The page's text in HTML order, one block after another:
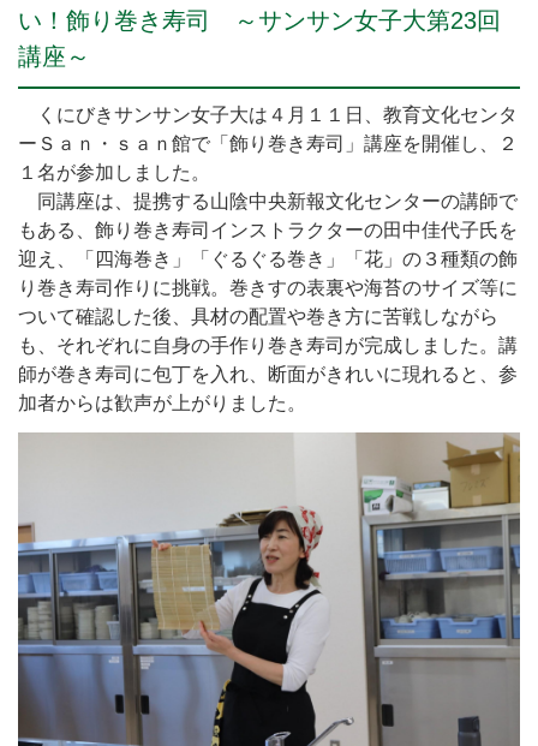
い！飾り巻き寿司 ～サンサン女子大第23回
講座～
くにびきサンサン女子大は４月１１日、教育文化センタ
ーＳａｎ・ｓａｎ館で「飾り巻き寿司」講座を開催し、２
１名が参加しました。
同講座は、提携する山陰中央新報文化センターの講師で
もある、飾り巻き寿司インストラクターの田中佳代子氏を
迎え、「四海巻き」「ぐるぐる巻き」「花」の３種類の飾
り巻き寿司作りに挑戦。巻きすの表裏や海苔のサイズ等に
ついて確認した後、具材の配置や巻き方に苦戦しながら
も、それぞれに自身の手作り巻き寿司が完成しました。講
師が巻き寿司に包丁を入れ、断面がきれいに現れると、参
加者からは歓声が上がりました。